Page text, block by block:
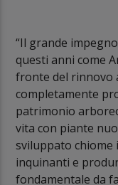
“Il grande
questi anni come
fronte del rinnovo
completamente
patrimonio
vita con piante
sviluppato
inquinanti e
fondamentale da